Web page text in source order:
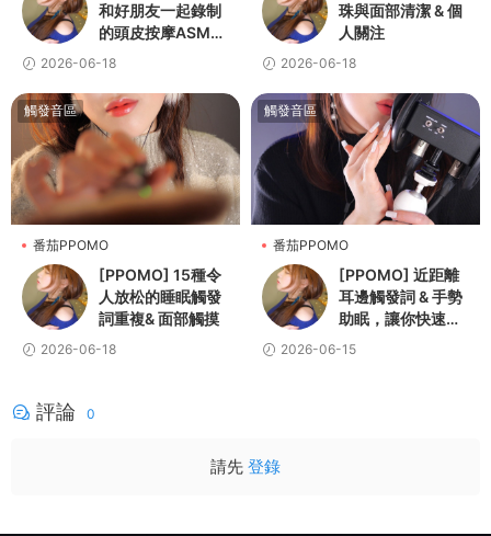
和好朋友一起錄制
的頭皮按摩ASMR
💆👩
2026-06-18
珠與面部清潔 & 個
人關注
2026-06-18
觸發音區
番茄PPOMO
[PPOMO] 15種令
人放松的睡眠觸發
詞重複& 面部觸摸
2026-06-18
觸發音區
番茄PPOMO
[PPOMO] 近距離
耳邊觸發詞 & 手勢
助眠，讓你快速入
睡
2026-06-15
評論 0
請先 登錄